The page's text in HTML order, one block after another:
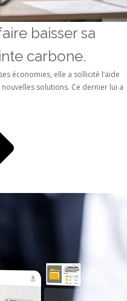
baisser sa
carbone.
économies, elle a sollicité l’aide
solutions. Ce dernier lui a